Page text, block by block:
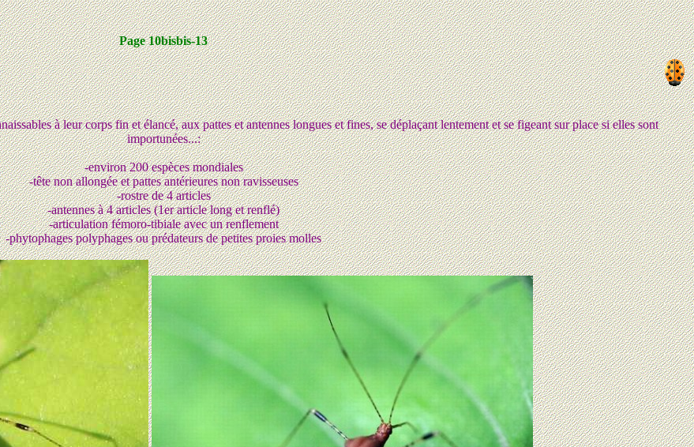
Page 10bisbis-13
à leur corps fin et élancé, aux pattes et antennes longues et fines, se déplaçant lentement et se figeant sur place si elles sont
importunées...:
-environ 200 espèces mondiales
-tête non allongée et pattes antérieures non ravisseuses
-rostre de 4 articles
-antennes à 4 articles (1er article long et renflé)
-articulation fémoro-tibiale avec un renflement
-phytophages polyphages ou prédateurs de petites proies molles